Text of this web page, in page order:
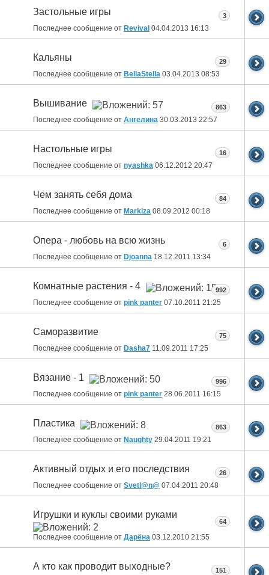
Застольные игры
Последнее сообщение от Revival 04.04.2013 16:13
3
Кальяны
Последнее сообщение от BellaStella 03.04.2013 08:53
29
Вышивание
Последнее сообщение от Ангелина 30.03.2013 22:57
863
Настольные игры
Последнее сообщение от nyashka 06.12.2012 20:47
16
Чем занять себя дома
Последнее сообщение от Markiza 08.09.2012 00:18
84
Опера - любовь на всю жизнь
Последнее сообщение от Djoanna 18.12.2011 13:34
6
Комнатные растения - 4
Последнее сообщение от pink panter 07.10.2011 21:25
992
Саморазвитие
Последнее сообщение от Dasha7 11.09.2011 17:25
75
Вязание - 1
Последнее сообщение от pink panter 28.06.2011 16:15
996
Пластика
Последнее сообщение от Naughty 29.04.2011 19:21
863
Активный отдых и его последствия
Последнее сообщение от Svetl@n@ 07.04.2011 20:48
26
Игрушки и куклы своими руками
Последнее сообщение от Дарёна 03.12.2010 21:55
64
А кто как проводит выходные? 151